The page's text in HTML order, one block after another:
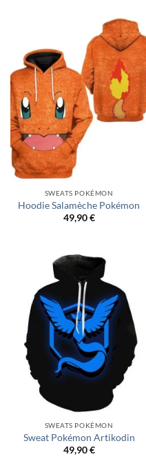
SWEATS POKÉMON
Hoodie Salamèche Pokémon
49,90€
SWEATS POKÉMON
Sweat Pokémon Artikodin
49,90€